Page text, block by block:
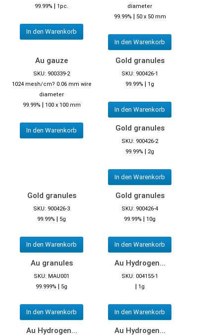
99.99% | 1pc.
In den Warenkorb
diameter
99.99% | 50 x 50 mm
In den Warenkorb
Au gauze
SKU: 900339-2
1024 mesh/cm? 0.06 mm wire
diameter
99.99% | 100 x 100 mm
In den Warenkorb
Gold granules
SKU: 900426-1
99.99% | 1g
In den Warenkorb
Gold granules
SKU: 900426-2
99.99% | 2g
In den Warenkorb
Gold granules
SKU: 900426-3
99.99% | 5g
In den Warenkorb
Gold granules
SKU: 900426-4
99.99% | 10g
In den Warenkorb
Au granules
SKU: MAU001
99.999% | 5g
In den Warenkorb
Au Hydrogen...
SKU: 004155-1
| 1g
In den Warenkorb
Au Hydrogen... Au Hydrogen...